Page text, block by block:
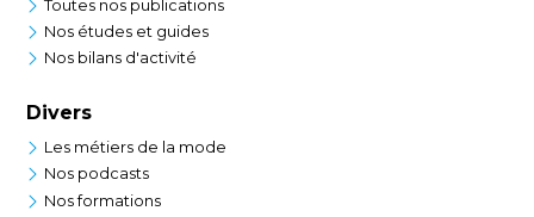
Toutes nos publications
Nos études et guides
Nos bilans d'activité
Divers
Les métiers de la mode
Nos podcasts
Nos formations